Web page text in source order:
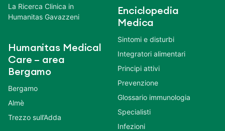
La Ricerca Clinica in
Humanitas Gavazzeni
Humanitas Medical
Care – area
Bergamo
Bergamo
Almè
Trezzo sull’Adda
Enciclopedia
Medica
Sintomi e disturbi
Integratori alimentari
Principi attivi
Prevenzione
Glossario immunologia
Specialisti
Infezioni